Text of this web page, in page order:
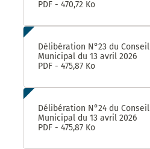
PDF - 470,72 Ko
Délibération N°23 du Conseil
Municipal du 13 avril 2026
PDF - 475,87 Ko
Délibération N°24 du Conseil
Municipal du 13 avril 2026
PDF - 475,87 Ko